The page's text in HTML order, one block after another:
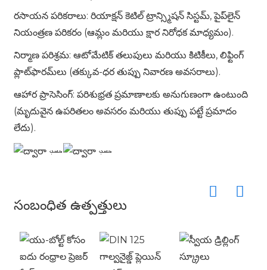
రసాయన పరికరాలు: రియాక్షన్ కెటిల్ ట్రాన్స్మిషన్ సిస్టమ్, పైప్‌లైన్
నియంత్రణ పరికరం (ఆమ్లం మరియు క్షార నిరోధక మాధ్యమం).
నిర్మాణ పరిశ్రమ: ఆటోమేటిక్ తలుపులు మరియు కిటికీలు, లిఫ్టింగ్
ప్లాట్‌ఫారమ్‌లు (తక్కువ-ధర తుప్పు నివారణ అవసరాలు).
ఆహార ప్రాసెసింగ్: పరిశుభ్రత ప్రమాణాలకు అనుగుణంగా ఉంటుంది
(మృదువైన ఉపరితలం అవసరం మరియు తుప్పు పట్టే ప్రమాదం
లేదు).
సంబంధిత ఉత్పత్తులు